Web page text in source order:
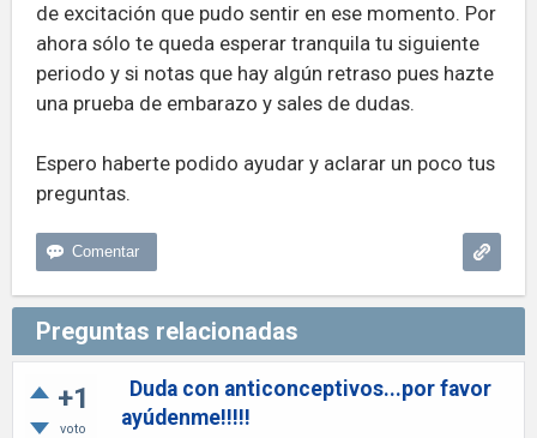
de excitación que pudo sentir en ese momento. Por
ahora sólo te queda esperar tranquila tu siguiente
periodo y si notas que hay algún retraso pues hazte
una prueba de embarazo y sales de dudas.
Espero haberte podido ayudar y aclarar un poco tus
preguntas.
Preguntas relacionadas
+1
voto
Duda con anticonceptivos...por favor
ayúdenme!!!!!